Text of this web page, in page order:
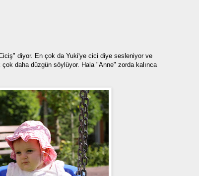
diyor. En çok da Yuki'ye cici diye sesleniyor ve
daha düzgün söylüyor. Hala "Anne" zorda kalınca